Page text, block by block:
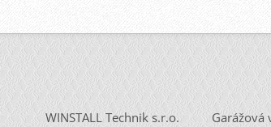
WINSTALL Technik s.r.o. Garážová